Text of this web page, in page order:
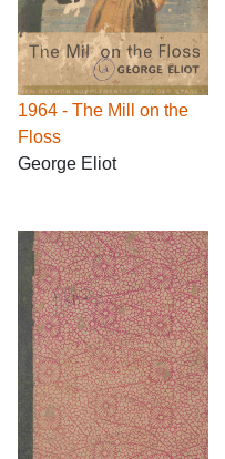
1964 - The Mill on the
Floss
George Eliot